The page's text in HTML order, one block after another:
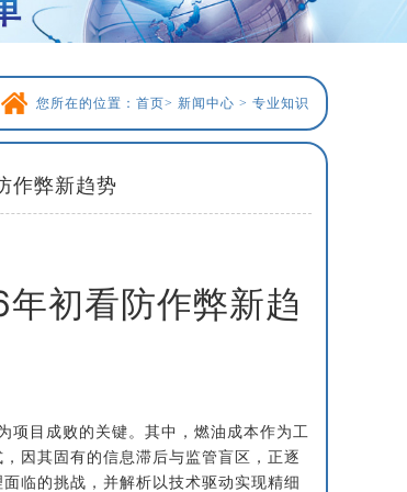
您所在的位置： 首页> 新闻中心 > 专业知识
作弊新趋势
初看防作弊新趋
目成败的关键。其中，燃油成本作为工
因其固有的信息滞后与监管盲区，正逐
临的挑战，并解析以技术驱动实现精细